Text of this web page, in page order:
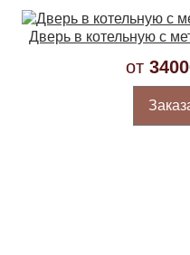
Дверь в котельную с
от